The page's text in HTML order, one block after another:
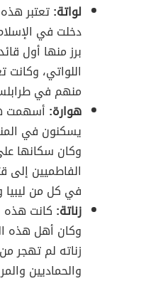
لواتة:تعتبر هذه
دخلت في
برز منها أول
اللواتي،
منهم في
هوارة: أسهمت
يسكنون في
وكان سكانها
الفاطميين إلى
في كل من
زناتة: كانت هذه
وكان أهل هذه
زناته لم تهجر
والحماديين